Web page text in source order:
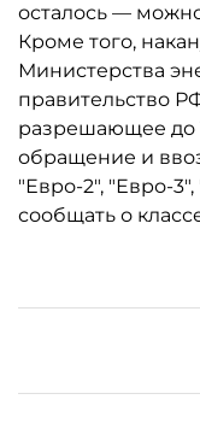
осталось ­—
Кроме того,
Министерства
правительство
разрешающее до
обращение и
"Евро-2", "Евро-
сообщать о